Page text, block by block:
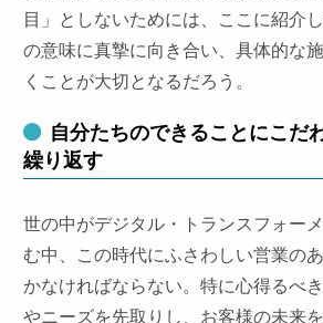
目」としないためには、ここに紹介
の意味に真摯に向き合い、具体的な
くことが大切となるだろう。
自分たちのできることにこだ
繰り返す
世の中がデジタル・トランスフォー
む中、この時代にふさわしい営業の
かなければならない。特に心得るべ
やニーズを先取りし、お客様の未来